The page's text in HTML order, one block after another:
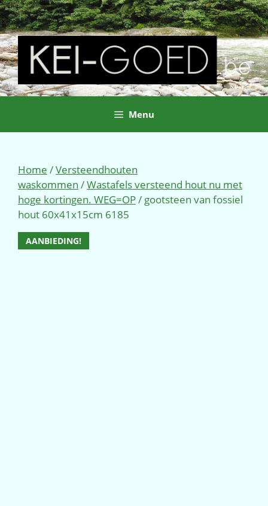
Ga
naar
de
inhoud
Menu
Home /Versteendhouten
waskommen /Wastafels versteend hout nu met
hoge kortingen. WEG=OP/ gootsteen van fossiel
hout 60x41x15cm 6185
AANBIEDING!